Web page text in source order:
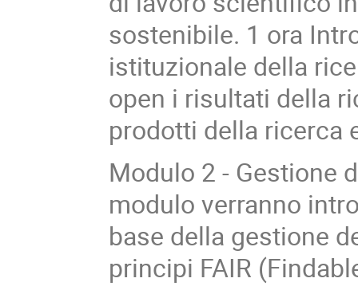
sostenibile. 1 ora
istituzionale della
open i risultati della
prodotti della ricerca
Modulo 2 - Gestione
modulo verranno
base della gestione
principi FAIR